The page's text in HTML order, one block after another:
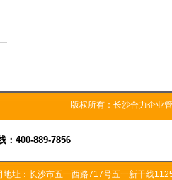
版权所有：长沙合力
：400-889-7856
地址：长沙市五一西路717号五一新干